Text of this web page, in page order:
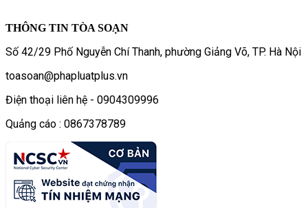
THÔNG TIN TÒA SOẠN
Số 42/29 Phố Nguyễn Chí Thanh, phường Giảng Võ, TP. Hà Nội
toasoan@phapluatplus.vn
Điện thoại liên hệ - 0904309996
Quảng cáo : 0867378789